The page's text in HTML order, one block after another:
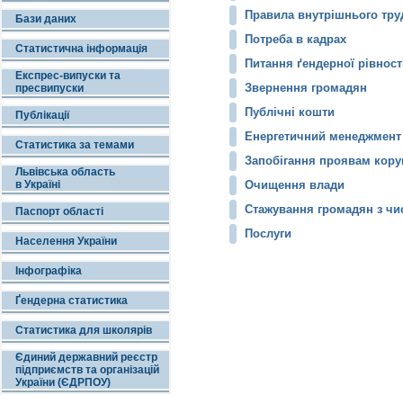
Бази даних
Статистична інформація
Експрес-випуски та
пресвипуски
Публікації
Статистика за темами
Львівська область
в Україні
Паспорт області
Населення України
Інфографіка
Ґендерна статистика
Статистика для школярів
Єдиний державний реєстр
підприємств та організацій
України (ЄДРПОУ)
Правила внутрішнього
Потреба в кадрах
Питання ґендерної
Звернення громадян
Публічні кошти
Енергетичний менеджмент
Запобігання проявам
Очищення влади
Cтажування громадян з
Послуги